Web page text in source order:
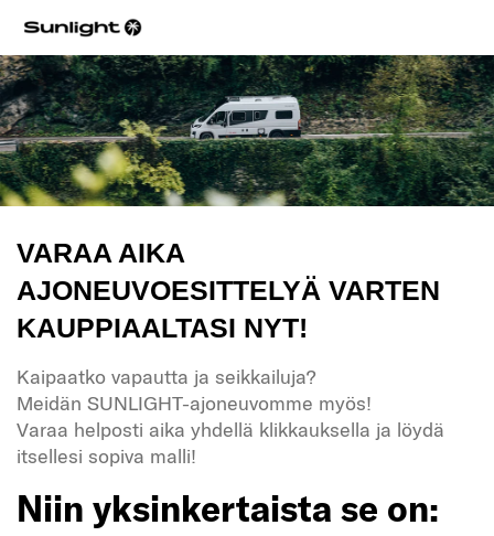
VARAA AIKA
AJONEUVOESITTELYÄ VARTEN
KAUPPIAALTASI NYT!
Kaipaatko vapautta ja seikkailuja?
Meidän SUNLIGHT-ajoneuvomme myös!
Varaa helposti aika yhdellä klikkauksella ja löydä
itsellesi sopiva malli!
Niin yksinkertaista se on: